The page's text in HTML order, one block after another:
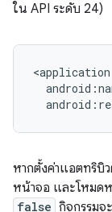
ใน API ระดับ 24)
หากตั้งค่าแอตทริบิ
หน้าจอ และโหมด
false กิจกรรมจ